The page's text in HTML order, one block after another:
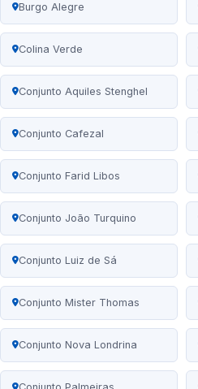
Burgo Alegre
Colina Verde
Conjunto Aquiles Stenghel
Conjunto Cafezal
Conjunto Farid Libos
Conjunto João Turquino
Conjunto Luiz de Sá
Conjunto Mister Thomas
Conjunto Nova Londrina